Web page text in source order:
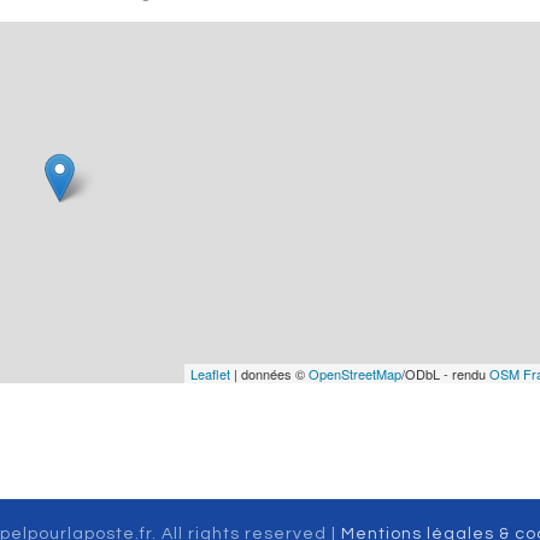
Leaflet | données ©OpenStreetMap/ODbL - renduOSM
All rights reserved | Mentions légales &